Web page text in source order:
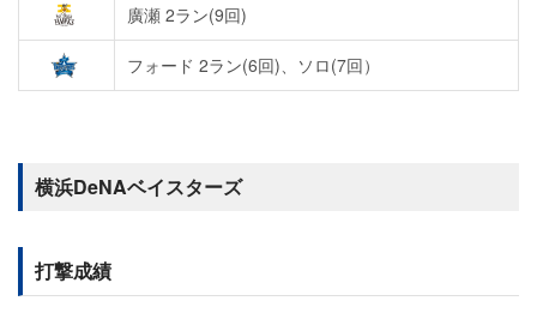
廣瀬 2ラン(9回)
フォード 2ラン(6回)、ソロ(7回）
横浜DeNAベイスターズ
打撃成績